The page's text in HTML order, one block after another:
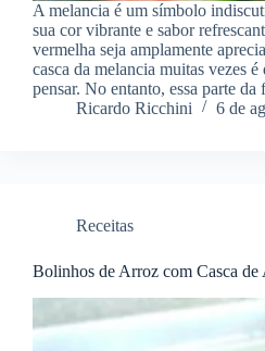
A melancia é um símbolo
sua cor vibrante e sabor
vermelha seja amplamente
casca da melancia muitas vezes é
pensar. No entanto, essa parte
Ricardo Ricchini
6 de
Receitas
Bolinhos de Arroz com Casca de